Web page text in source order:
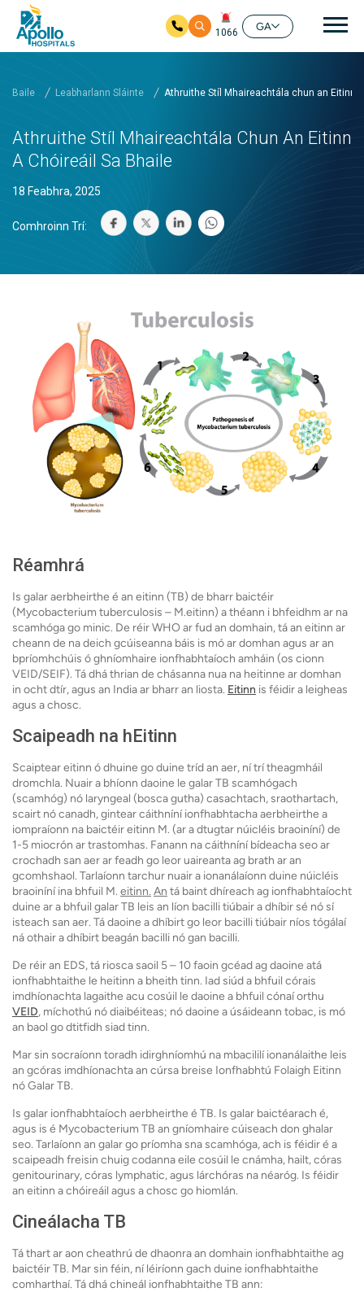
1066
GA
Baile Leabharlann Sláinte Athruithe Stíl Mhaireachtála chun an Eitinn
Athruithe Stíl Mhaireachtála Chun An Eitinn
A Chóireáil Sa Bhaile
18 Feabhra, 2025
Comhroinn Trí:
Réamhrá
Is galar aerbheirthe é an eitinn (TB) de bharr baictéir
(Mycobacterium tuberculosis – M.eitinn) a théann i bhfeidhm ar na
scamhóga go minic. De réir WHO ar fud an domhain, tá an eitinn ar
cheann de na deich gcúiseanna báis is mó ar domhan agus ar an
bpríomhchúis ó ghníomhaire ionfhabhtaíoch amháin (os cionn
VEID/SEIF). Tá dhá thrian de chásanna nua na heitinne ar domhan
in ocht dtír, agus an India ar bharr an liosta. Eitinn is féidir a leigheas
agus a chosc.
Scaipeadh na hEitinn
Scaiptear eitinn ó dhuine go duine tríd an aer, ní trí theagmháil
dromchla. Nuair a bhíonn daoine le galar TB scamhógach
(scamhóg) nó laryngeal (bosca gutha) casachtach, sraothartach,
scairt nó canadh, gintear cáithníní ionfhabhtacha aerbheirthe a
iompraíonn na baictéir eitinn M. (ar a dtugtar núicléis braoiníní) de
1-5 miocrón ar trastomhas. Fanann na cáithníní bídeacha seo ar
crochadh san aer ar feadh go leor uaireanta ag brath ar an
gcomhshaol. Tarlaíonn tarchur nuair a ionanálaíonn duine núicléis
braoiníní ina bhfuil M. eitinn. An tá baint dhíreach ag ionfhabhtaíocht
duine ar a bhfuil galar TB leis an líon bacilli tiúbair a dhíbir sé nó sí
isteach san aer. Tá daoine a dhíbirt go leor bacilli tiúbair níos tógálaí
ná othair a dhíbirt beagán bacilli nó gan bacilli.
De réir an EDS, tá riosca saoil 5 – 10 faoin gcéad ag daoine atá
ionfhabhtaithe le heitinn a bheith tinn. Iad siúd a bhfuil córais
imdhíonachta lagaithe acu cosúil le daoine a bhfuil cónaí orthu
VEID, míchothú nó diaibéiteas; nó daoine a úsáideann tobac, is mó
an baol go dtitfidh siad tinn.
Mar sin socraíonn toradh idirghníomhú na mbacililí ionanálaithe leis
an gcóras imdhíonachta an cúrsa breise Ionfhabhtú Folaigh Eitinn
nó Galar TB.
Is galar ionfhabhtaíoch aerbheirthe é TB. Is galar baictéarach é,
agus is é Mycobacterium TB an gníomhaire cúiseach don ghalar
seo. Tarlaíonn an galar go príomha sna scamhóga, ach is féidir é a
scaipeadh freisin chuig codanna eile cosúil le cnámha, hailt, córas
genitourinary, córas lymphatic, agus lárchóras na néaróg. Is féidir
an eitinn a chóireáil agus a chosc go hiomlán.
Cineálacha TB
Tá thart ar aon cheathrú de dhaonra an domhain ionfhabhtaithe ag
baictéir TB. Mar sin féin, ní léiríonn gach duine ionfhabhtaithe
comharthaí. Tá dhá chineál ionfhabhtaithe TB ann: